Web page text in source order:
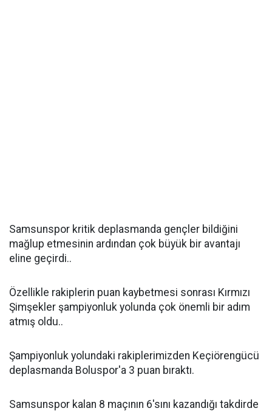
Samsunspor kritik deplasmanda gençler bildiğini
mağlup etmesinin ardından çok büyük bir avantajı
eline geçirdi..
Özellikle rakiplerin puan kaybetmesi sonrası Kırmızı
Şimşekler şampiyonluk yolunda çok önemli bir adım
atmış oldu..
Şampiyonluk yolundaki rakiplerimizden Keçiörengücü
deplasmanda Boluspor'a 3 puan bıraktı.
Samsunspor kalan 8 maçının 6'sını kazandığı takdirde